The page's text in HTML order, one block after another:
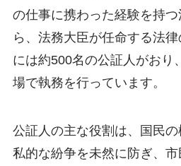
の仕事に携わった経験を持
ら、法務大臣が任命する法
には約500名の公証人がおり
場で執務を行っています。
公証人の主な役割は、国民
私的な紛争を未然に防ぎ、